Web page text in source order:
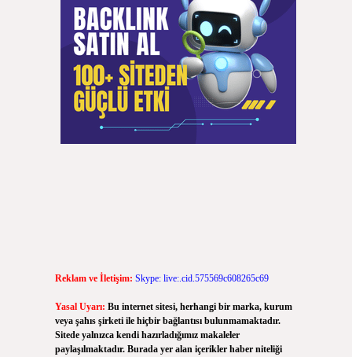
Reklam ve İletişim: Skype: live:.cid.575569c608265c69
Yasal Uyarı: Bu internet sitesi, herhangi bir marka, kurum
veya şahıs şirketi ile hiçbir bağlantısı bulunmamaktadır.
Sitede yalnızca kendi hazırladığımız makaleler
paylaşılmaktadır. Burada yer alan içerikler haber niteliği